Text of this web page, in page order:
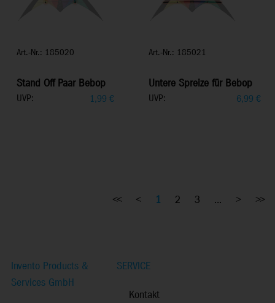
Art.-Nr.: 185020
Stand Off Paar Bebop
UVP: 1,99 €
Art.-Nr.: 185021
Untere Spreize für Bebop
UVP: 6,99 €
<< < 1 2 3 ... > >>
Invento Products &
Services GmbH
SERVICE
Kontakt